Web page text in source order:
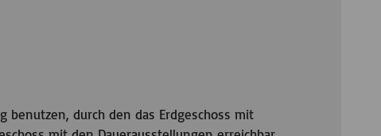
benutzen, durch den das Erdgeschoss mit